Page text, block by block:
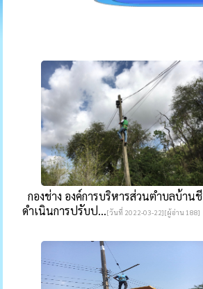
กองช่าง องค์การบริหารส่วนตำบลบ้านชี
ดำเนินการปรับป...[วันที่ 2022-03-22][ผู้อ่าน 188]